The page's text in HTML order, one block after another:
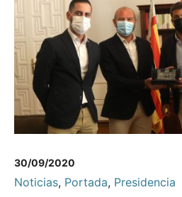
30/09/2020
Noticias, Portada, Presidencia